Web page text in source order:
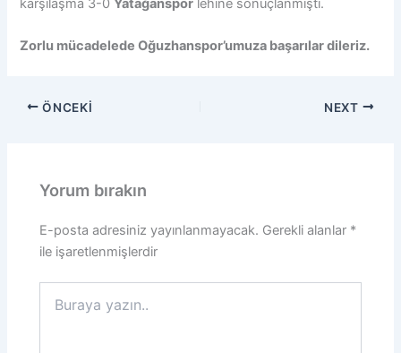
karşılaşma 3-0Yatağanspor lehine sonuçlanmıştı.
Zorlu mücadelede Oğuzhanspor’umuza başarılar dileriz.
ÖNCEKI NEXT
Yorum bırakın
E-posta adresiniz yayınlanmayacak. Gerekli alanlar *
ile işaretlenmişlerdir
yazın..